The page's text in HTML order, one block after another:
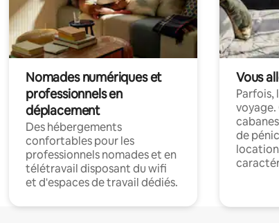
Nomades numériques et
professionnels en
déplacement
Des hébergements
confortables pour les
professionnels nomades et en
télétravail disposant du wifi
et d'espaces de travail dédiés.
Vous
Parfois,
voyage.
de